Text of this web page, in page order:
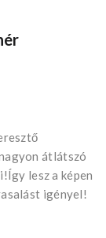
átlátszó
lesz a képen
igényel!